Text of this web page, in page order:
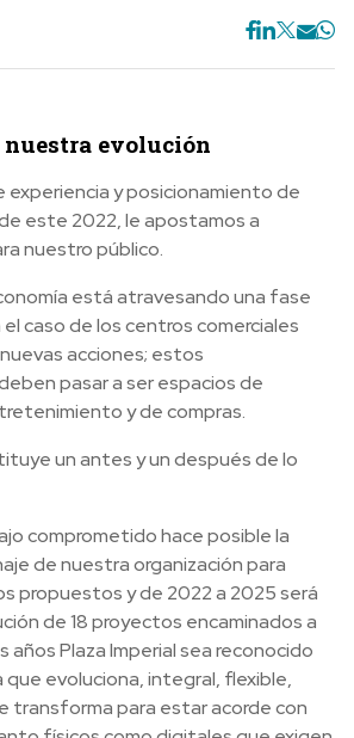
evolución
experiencia y posicionamiento de
este 2022, le apostamos a
nuestro público.
está atravesando una fase
caso de los centros comerciales
acciones; estos
pasar a ser espacios de
y de compras.
un antes y un después de lo
comprometido hace posible la
de nuestra organización para
propuestos y de 2022 a 2025 será
de 18 proyectos encaminados a
años Plaza Imperial sea reconocido
que evoluciona, integral, flexible,
transforma para estar acorde con